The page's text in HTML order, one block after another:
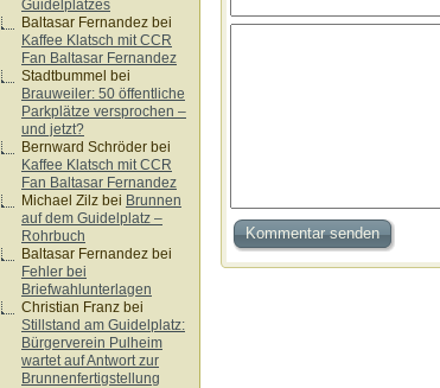
Guidelplatzes
Baltasar Fernandez bei
Kaffee Klatsch mit CCR
Fan Baltasar Fernandez
Stadtbummel bei
Brauweiler: 50 öffentliche
Parkplätze versprochen –
und jetzt?
Bernward Schröder bei
Kaffee Klatsch mit CCR
Fan Baltasar Fernandez
Michael Zilz bei Brunnen
auf dem Guidelplatz –
Rohrbuch
Baltasar Fernandez bei
Fehler bei
Briefwahlunterlagen
Christian Franz bei
Stillstand am Guidelplatz:
Bürgerverein Pulheim
wartet auf Antwort zur
Brunnenfertigstellung